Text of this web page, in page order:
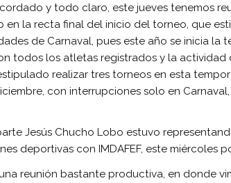
y todo claro, este jueves tenemos
en la recta final del inicio del torneo, que
de Carnaval, pues este año se inicia la
todos los atletas registrados y la
realizar tres torneos en esta
con interrupciones solo en
Jesús Chucho Lobo estuvo
deportivas con IMDAFEF, este miércoles
una reunión bastante productiva, en donde